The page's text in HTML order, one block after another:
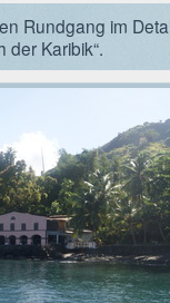
Rundgang im
der Karibik“.